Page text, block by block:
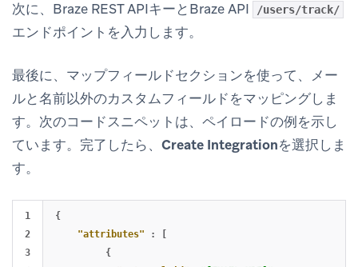
次に、Braze REST APIキーとBraze API /users/track/
エンドポイントを入力します。
最後に、マップフィールドセクションを使って、メー
ルと名前以外のカスタムフィールドをマッピングしま
す。次のコードスニペットは、ペイロードの例を示し
ています。完了したら、 Create Integrationを選択しま
す。
1
2
3
{
"attributes"
:
[
{